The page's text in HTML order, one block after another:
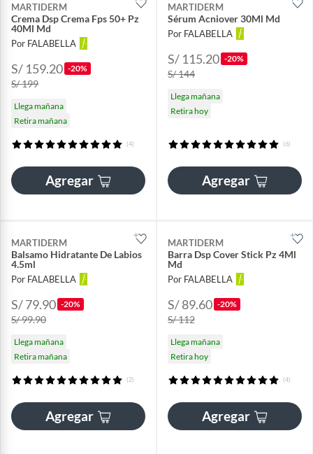
MARTIDERM
Crema Dsp Crema Fps 50+ Pz
40Ml Md
Por FALABELLA
S/ 159.20 -20%
S/ 199
Llega mañana
Retira mañana
(4)
Agregar
MARTIDERM
Sérum Acniover 30Ml Md
Por FALABELLA
S/ 115.20 -20%
S/ 144
Llega mañana
Retira hoy
(6)
Agregar
MARTIDERM
Balsamo Hidratante De Labios
4.5ml
Por FALABELLA
S/ 79.90 -20%
S/ 99.90
Llega mañana
Retira mañana
(2)
Agregar
MARTIDERM
Barra Dsp Cover Stick Pz 4Ml
Md
Por FALABELLA
S/ 89.60 -20%
S/ 112
Llega mañana
Retira hoy
(4)
Agregar